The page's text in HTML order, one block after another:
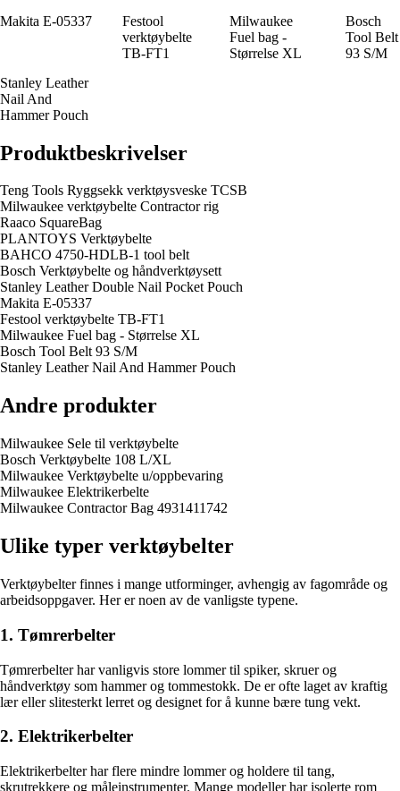
Makita E-05337
Festool
verktøybelte
TB-FT1
Milwaukee
Fuel bag -
Størrelse XL
Bosch
Tool Belt
93 S/M
Stanley Leather
Nail And
Hammer Pouch
Produktbeskrivelser
Teng Tools Ryggsekk verktøysveske TCSB
Milwaukee verktøybelte Contractor rig
Raaco SquareBag
PLANTOYS Verktøybelte
BAHCO 4750-HDLB-1 tool belt
Bosch Verktøybelte og håndverktøysett
Stanley Leather Double Nail Pocket Pouch
Makita E-05337
Festool verktøybelte TB-FT1
Milwaukee Fuel bag - Størrelse XL
Bosch Tool Belt 93 S/M
Stanley Leather Nail And Hammer Pouch
Andre produkter
Milwaukee Sele til verktøybelte
Bosch Verktøybelte 108 L/XL
Milwaukee Verktøybelte u/oppbevaring
Milwaukee Elektrikerbelte
Milwaukee Contractor Bag 4931411742
Ulike typer verktøybelter
Verktøybelter finnes i mange utforminger, avhengig av fagområde og
arbeidsoppgaver. Her er noen av de vanligste typene.
1. Tømrerbelter
Tømrerbelter har vanligvis store lommer til spiker, skruer og
håndverktøy som hammer og tommestokk. De er ofte laget av kraftig
lær eller slitesterkt lerret og designet for å kunne bære tung vekt.
2. Elektrikerbelter
Elektrikerbelter har flere mindre lommer og holdere til tang,
skrutrekkere og måleinstrumenter. Mange modeller har isolerte rom